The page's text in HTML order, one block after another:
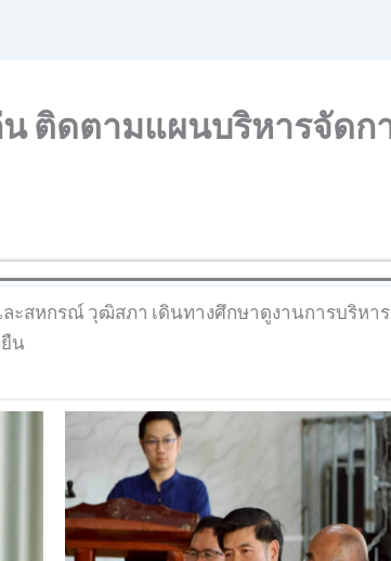
ติดตามแผนบริหารจัดก
ะสหกรณ์ วุฒิสภา เดินทางศึกษาดูงานการบริห
น